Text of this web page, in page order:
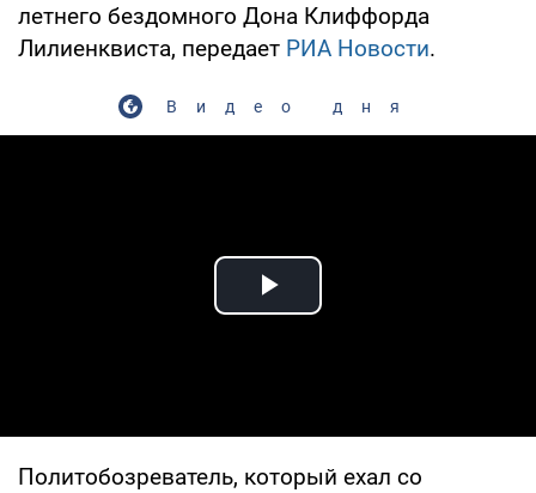
летнего бездомного Дона Клиффорда
Лилиенквиста, передает РИА Новости.
Видео дня
Play Video
Политобозреватель, который ехал со